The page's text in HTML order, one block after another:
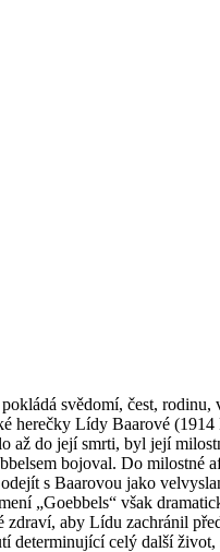
svědomí, čest, rodinu,
herečky Lídy Baarové
až do její smrti, byl její
bojoval. Do milostné
s Baarovou jako
„Goebbels“ však
aby Lídu zachránil
celý další